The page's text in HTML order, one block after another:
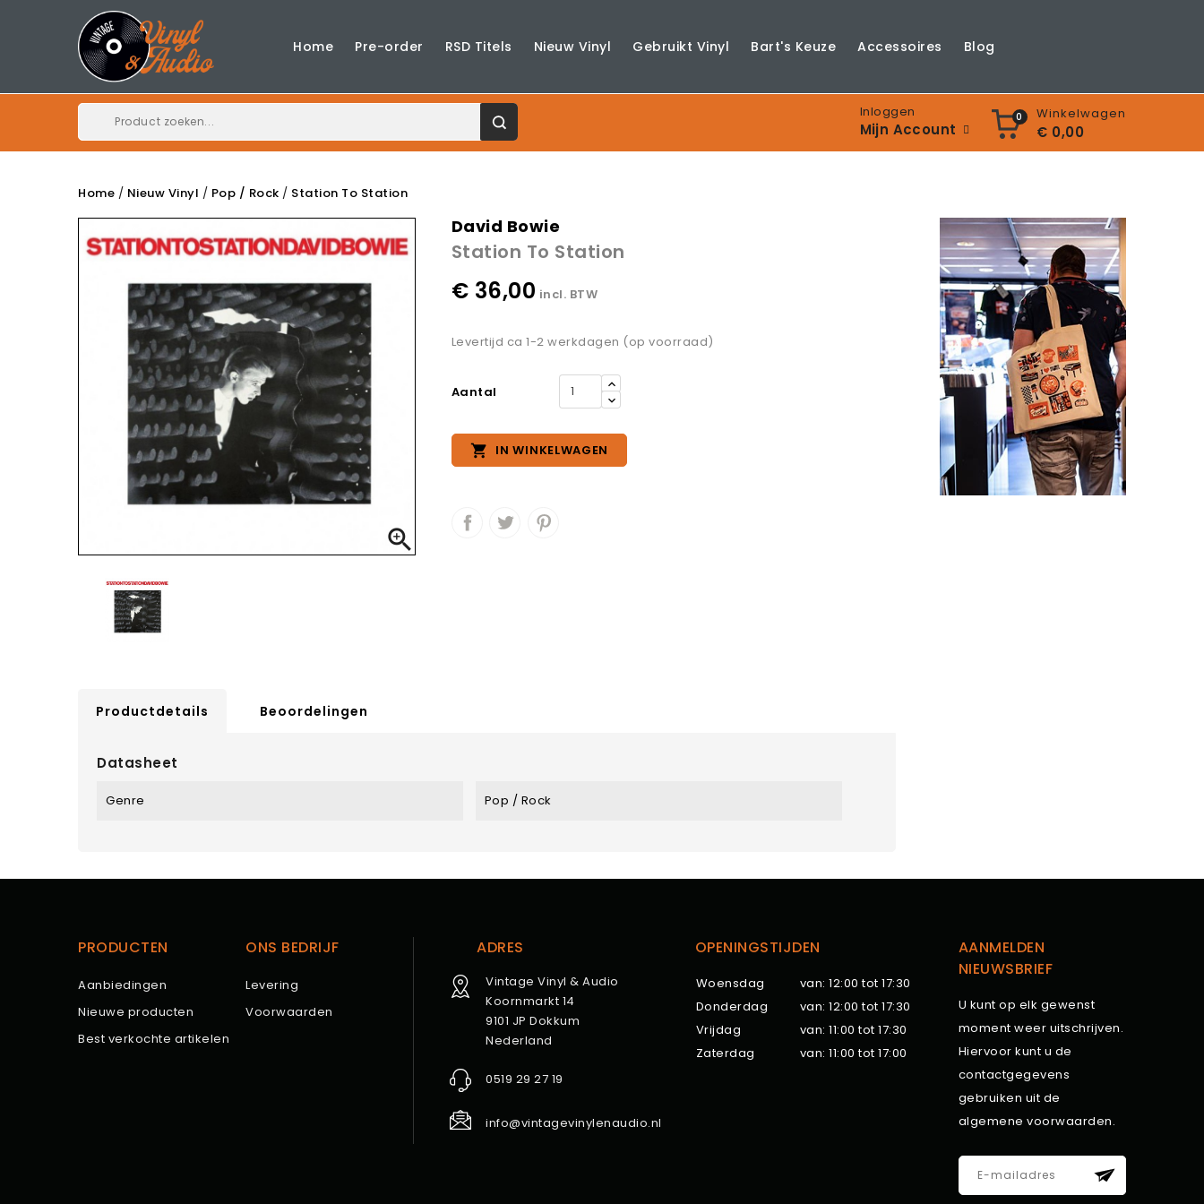
Home Pre-order RSD Titels Nieuw Vinyl Gebruikt Vinyl Bart's Keuze Accessoires Blog
0 Winkelwagen
€ 0,00
Inloggen
Mijn Account
Home Nieuw Vinyl Pop / Rock Station To Station

David Bowie
Station To Station
€ 36,00 incl. BTW
Levertijd ca 1-2 werkdagen (op voorraad)
Aantal
 IN WINKELWAGEN
Productdetails Beoordelingen
Datasheet
Genre Pop / Rock
PRODUCTEN
Aanbiedingen
Nieuwe producten
Best verkochte artikelen
ONS BEDRIJF
Levering
Voorwaarden
ADRES
Vintage Vinyl & Audio
Koornmarkt 14
9101 JP Dokkum
Nederland
0519 29 27 19
info@vintagevinylenaudio.nl
OPENINGSTIJDEN
Woensdag
van: 12:00 tot 17:30
Donderdag
van: 12:00 tot 17:30
Vrijdag
van: 11:00 tot 17:30
Zaterdag
van: 11:00 tot 17:00
AANMELDEN
NIEUWSBRIEF
U kunt op elk gewenst
moment weer uitschrijven.
Hiervoor kunt u de
contactgegevens
gebruiken uit de
algemene voorwaarden.